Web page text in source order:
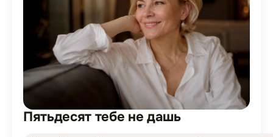
Пятьдесят тебе не дашь